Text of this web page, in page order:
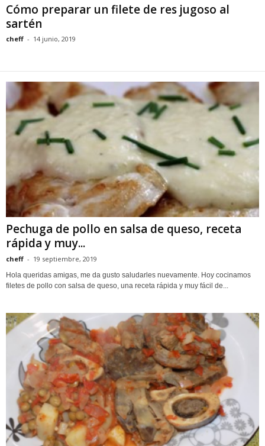
Cómo preparar un filete de res jugoso al
sartén
cheff - 14 junio, 2019
Pechuga de pollo en salsa de queso, receta
rápida y muy...
cheff - 19 septiembre, 2019
Hola queridas amigas, me da gusto saludarles nuevamente. Hoy cocinamos
filetes de pollo con salsa de queso, una receta rápida y muy fácil de...